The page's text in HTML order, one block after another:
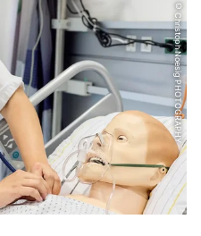
© Christoph Noesig PHOTOGRAPHY